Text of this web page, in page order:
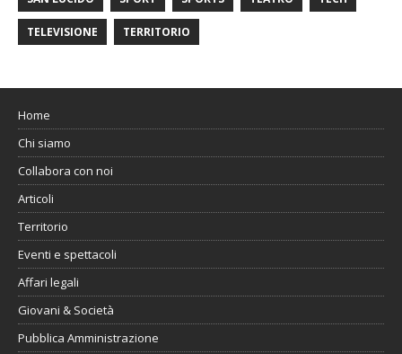
TELEVISIONE TERRITORIO
Home
Chi siamo
Collabora con noi
Articoli
Territorio
Eventi e spettacoli
Affari legali
Giovani & Società
Pubblica Amministrazione